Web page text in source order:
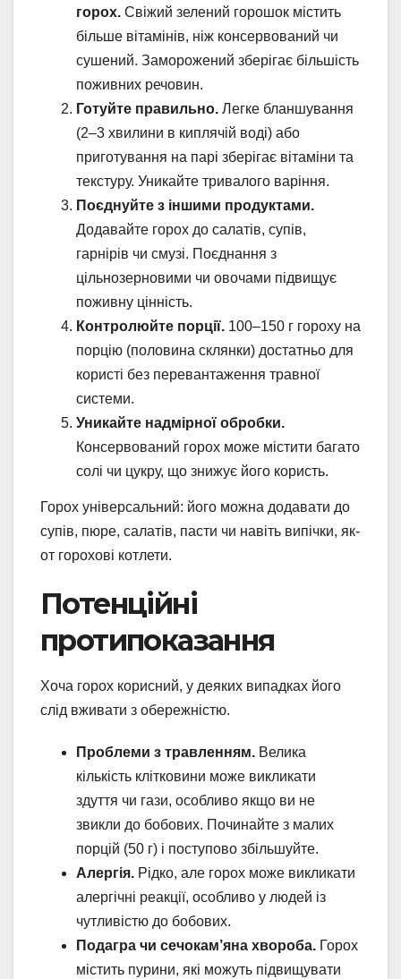
горох. Свіжий зелений горошок містить
більше вітамінів, ніж консервований чи
сушений. Заморожений зберігає більшість
поживних речовин.
Готуйте правильно. Легке бланшування
(2–3 хвилини в киплячій воді) або
приготування на парі зберігає вітаміни та
текстуру. Уникайте тривалого варіння.
Поєднуйте з іншими продуктами.
Додавайте горох до салатів, супів,
гарнірів чи смузі. Поєднання з
цільнозерновими чи овочами підвищує
поживну цінність.
Контролюйте порції. 100–150 г гороху на
порцію (половина склянки) достатньо для
користі без перевантаження травної
системи.
Уникайте надмірної обробки.
Консервований горох може містити багато
солі чи цукру, що знижує його користь.
Горох універсальний: його можна додавати до
супів, пюре, салатів, пасти чи навіть випічки, як-
от горохові котлети.
Потенційні
протипоказання
Хоча горох корисний, у деяких випадках його
слід вживати з обережністю.
Проблеми з травленням. Велика
кількість клітковини може викликати
здуття чи гази, особливо якщо ви не
звикли до бобових. Починайте з малих
порцій (50 г) і поступово збільшуйте.
Алергія. Рідко, але горох може викликати
алергічні реакції, особливо у людей із
чутливістю до бобових.
Подагра чи сечокам’яна хвороба. Горох
містить пурини, які можуть підвищувати